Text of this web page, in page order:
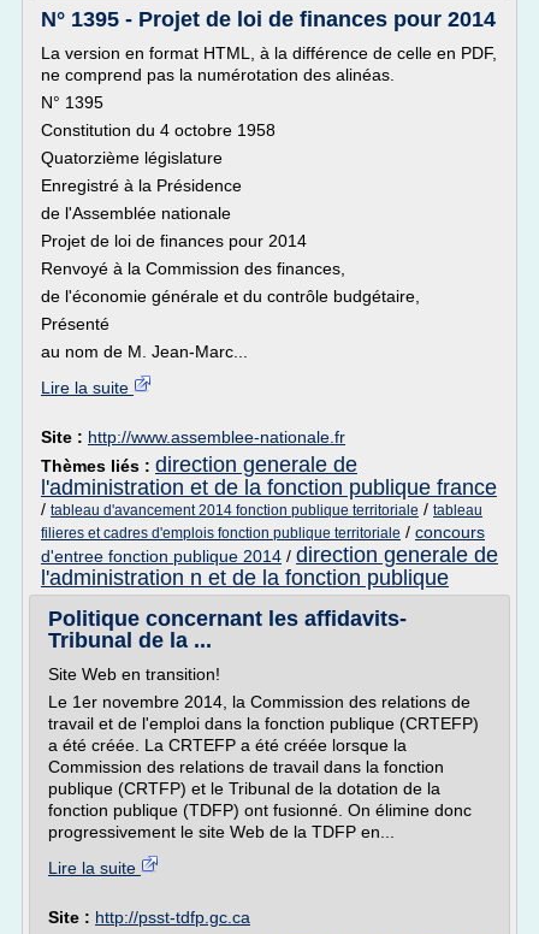
N° 1395 - Projet de loi de finances pour 2014
La version en format HTML, à la différence de celle en PDF,
ne comprend pas la numérotation des alinéas.
N° 1395
Constitution du 4 octobre 1958
Quatorzième législature
Enregistré à la Présidence
de l'Assemblée nationale
Projet de loi de finances pour 2014
Renvoyé à la Commission des finances,
de l'économie générale et du contrôle budgétaire,
Présenté
au nom de M. Jean-Marc...
Lire la suite
Site : http://www.assemblee-nationale.fr
Thèmes liés : direction generale de
l'administration et de la fonction publique france
/ tableau d'avancement 2014 fonction publique territoriale / tableau
filieres et cadres d'emplois fonction publique territoriale / concours
d'entree fonction publique 2014 / direction generale de
l'administration n et de la fonction publique
Politique concernant les affidavits-
Tribunal de la ...
Site Web en transition!
Le 1er novembre 2014, la Commission des relations de
travail et de l'emploi dans la fonction publique (CRTEFP)
a été créée. La CRTEFP a été créée lorsque la
Commission des relations de travail dans la fonction
publique (CRTFP) et le Tribunal de la dotation de la
fonction publique (TDFP) ont fusionné. On élimine donc
progressivement le site Web de la TDFP en...
Lire la suite
Site : http://psst-tdfp.gc.ca